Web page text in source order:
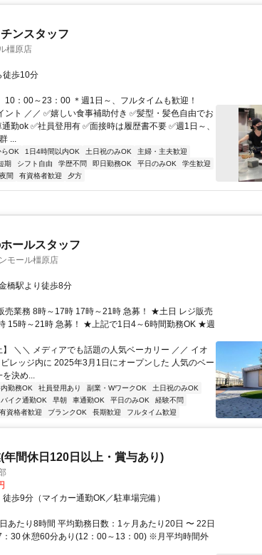
ンスタッフ
橿原店
徒歩10分
10：00～23：00 ＊週1日～、フルタイムも歓迎！
ト ／／ ✅嬉しい食事補助付き ✅髪型・髪色自由でお
勤ok ✅社員登用有 ✅面接時は履歴書不要 ✅週1日～、
...
OK 1日4時間以内OK 土日祝のみOK
主婦・主夫歓迎
期 シフト自由 学歴不問 即日勤務OK 平日のみOK
学生歓迎
夜間 有資格者歓迎 夕方
ールスタッフ
モール橿原店
橋駅より徒歩8分
売業務 8時～17時 17時～21時 急募！ ★土日 レジ販売
15時～21時 急募！ ★上記で1日4～6時間勤務OK ★週
＼＼ メディアでも話題の人気ベーカリー ／／ イオ
レッジ内に 2025年3月1日にオープンした 人気のベー
を決め...
勤務OK 社員登用あり 副業・WワークOK
土日祝のみOK
バイク通勤OK 早朝 車通勤OK 平日のみOK
経験不問
有資格者歓迎 ブランクOK 長期歓迎 フルタイム歓迎
間休日120日以上・賞与あり)
歩9分（マイカー通勤OK／駐車場完備）
あたり8時間 平均勤務日数：1ヶ月あたり20日 〜 22日
30 休憩60分あり(12：00～13：00) ※月平均時間外